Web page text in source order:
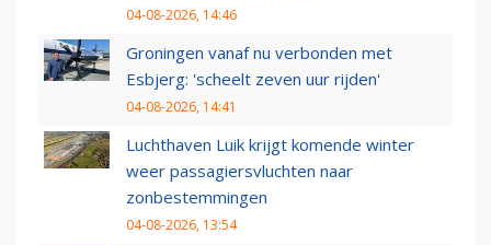
04-08-2026, 14:46
Groningen vanaf nu verbonden met
Esbjerg: 'scheelt zeven uur rijden'
04-08-2026, 14:41
Luchthaven Luik krijgt komende winter
weer passagiersvluchten naar
zonbestemmingen
04-08-2026, 13:54